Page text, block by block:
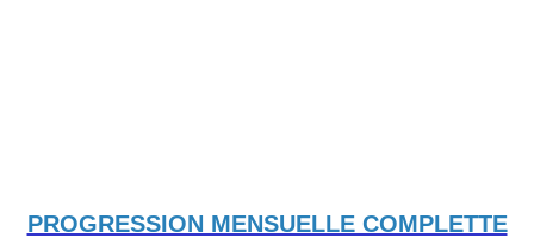
PROGRESSION MENSUELLE COMPLETTE